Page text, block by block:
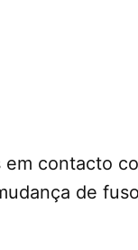
contacto
de